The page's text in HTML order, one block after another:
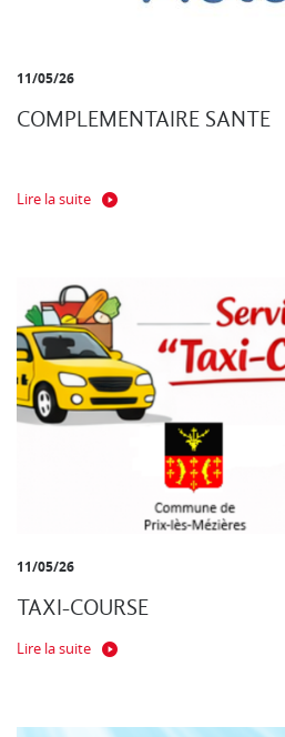
11/05/26
COMPLEMENTAIRE SANTE
Lire la suite
11/05/26
TAXI-COURSE
Lire la suite